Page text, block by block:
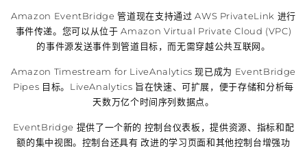
Amazon EventBridge 管道现在支持通过 AWS PrivateLink 进行
事件传递。您可以从位于 Amazon Virtual Private Cloud (VPC)
的事件源发送事件到管道目标，而无需穿越公共互联网。
Amazon Timestream for LiveAnalytics 现已成为 EventBridge
Pipes 目标。LiveAnalytics 旨在快速、可扩展，便于存储和分析每
天数万亿个时间序列数据点。
EventBridge 提供了一个新的 控制台仪表板，提供资源、指标和配
额的集中视图。控制台还具有 改进的学习页面和其他控制台增强功